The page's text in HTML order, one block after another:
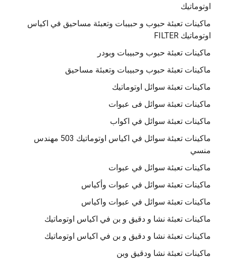
اوتوماتيك
ماكينات تعبئة حبوب و حبيبات وتعبئة مساحيق في اكياس
اوتوماتيك FILTER
ماكينات تعبئة حبوب وحبيبات وبودر
ماكينات تعبئة حبوب وحبيبات وتعبئة مساحيق
ماكينات تعبئة سوائل اوتوماتيك
ماكينات تعبئة سوائل فى عبوات
ماكينات تعبئة سوائل في اكواب
ماكينات تعبئة سوائل في اكياس اوتوماتيك 503 مهندس
منسي
ماكينات تعبئة سوائل في عبوات
ماكينات تعبئة سوائل في عبوات وأكياس
ماكينات تعبئة سوائل في عبوات واكياس
ماكينات تعبئة نشا و دقيق و بن في اكياس اوتوماتيك
ماكينات تعبئة نشا و دقيق و بن في اكياس اوتوماتيك
ماكينات تعبئة نشا ودقيق وبن